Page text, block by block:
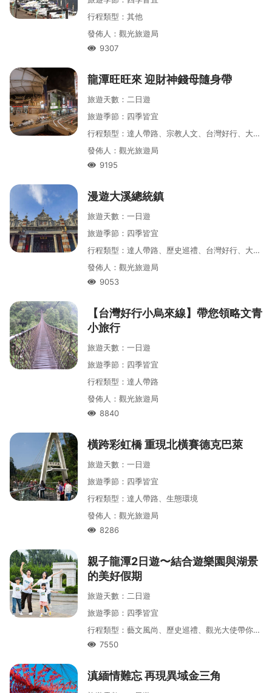
行程類型 ： 其他
發佈人 ： 觀光旅遊局
人氣9307
龍潭旺旺來 迎財神錢母隨身帶
旅遊天數 ： 二 日遊
旅遊季節 ： 四季皆宜
行程類型 ： 達人帶路、宗教人文、台灣好行、大龍門
發佈人 ： 觀光旅遊局
人氣9195
漫遊大溪總統鎮
旅遊天數 ： 一日遊
旅遊季節 ： 四季皆宜
行程類型 ： 達人帶路、歷史巡禮、台灣好行、大龍門
發佈人 ： 觀光旅遊局
人氣9053
【台灣好行小烏來線】帶您領略文青
小旅行
旅遊天數 ： 一日遊
旅遊季節 ： 四季皆宜
行程類型 ： 達人帶路
發佈人 ： 觀光旅遊局
人氣8840
橫跨彩虹橋 重現北橫賽德克巴萊
旅遊天數 ： 一日遊
旅遊季節 ： 四季皆宜
行程類型 ： 達人帶路、生態環境
發佈人 ： 觀光旅遊局
人氣8286
親子龍潭2日遊〜結合遊樂園與湖景
的美好假期
旅遊天數 ： 二 日遊
旅遊季節 ： 四季皆宜
行程類型 ： 藝文風尚、歷史巡禮、觀光大使帶你遊、大龍門
人氣7550
滇緬情難忘 再現異域金三角